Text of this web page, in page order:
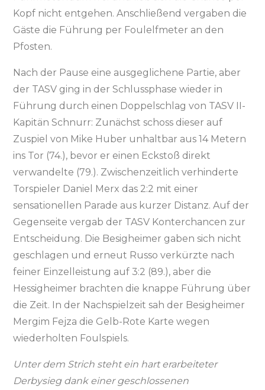
Kopf nicht entgehen. Anschließend vergaben die
Gäste die Führung per Foulelfmeter an den
Pfosten.
Nach der Pause eine ausgeglichene Partie, aber
der TASV ging in der Schlussphase wieder in
Führung durch einen Doppelschlag von TASV II-
Kapitän Schnurr: Zunächst schoss dieser auf
Zuspiel von Mike Huber unhaltbar aus 14 Metern
ins Tor (74.), bevor er einen Eckstoß direkt
verwandelte (79.). Zwischenzeitlich verhinderte
Torspieler Daniel Merx das 2:2 mit einer
sensationellen Parade aus kurzer Distanz. Auf der
Gegenseite vergab der TASV Konterchancen zur
Entscheidung. Die Besigheimer gaben sich nicht
geschlagen und erneut Russo verkürzte nach
feiner Einzelleistung auf 3:2 (89.), aber die
Hessigheimer brachten die knappe Führung über
die Zeit. In der Nachspielzeit sah der Besigheimer
Mergim Fejza die Gelb-Rote Karte wegen
wiederholten Foulspiels.
Unter dem Strich steht ein hart erarbeiteter
Derbysieg dank einer geschlossenen